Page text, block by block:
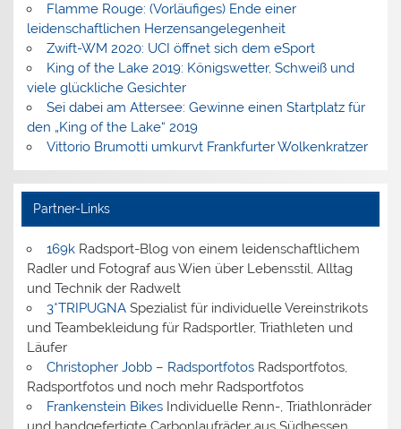
Flamme Rouge: (Vorläufiges) Ende einer
leidenschaftlichen Herzensangelegenheit
Zwift-WM 2020: UCI öffnet sich dem eSport
King of the Lake 2019: Königswetter, Schweiß und
viele glückliche Gesichter
Sei dabei am Attersee: Gewinne einen Startplatz für
den „King of the Lake“ 2019
Vittorio Brumotti umkurvt Frankfurter Wolkenkratzer
Partner-Links
169kRadsport-Blog von einem leidenschaftlichem
Radler und Fotograf aus Wien über Lebensstil, Alltag
und Technik der Radwelt
3*TRIPUGNASpezialist für individuelle Vereinstrikots
und Teambekleidung für Radsportler, Triathleten und
Läufer
Christopher Jobb – RadsportfotosRadsportfotos,
Radsportfotos und noch mehr Radsportfotos
Frankenstein BikesIndividuelle Renn-, Triathlonräder